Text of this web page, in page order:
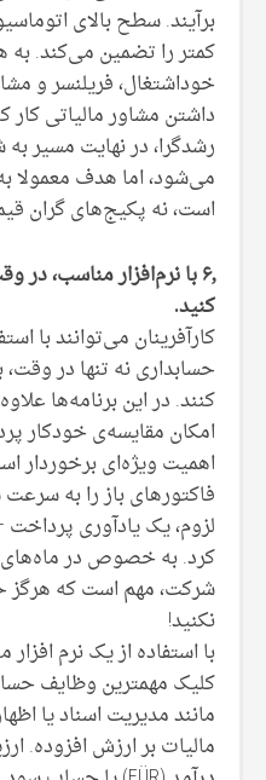
برآیند. سطح بالای
کمتر را تضمین می‌کند. به
خوداشتغال، فریلنسر و
داشتن مشاور مالیاتی
رشدگرا، در نهایت مسیر
می‌شود، اما هدف معمولا
است، نه پکیج‌های گران
۶٫ با نرم‌افزار مناسب،
کنید.
کارآفرینان می‌توانند با
حسابداری نه تنها در
کنند. در این برنامه‌ها
امکان مقایسه‌ی خودکار
اهمیت ویژه‌ای برخوردار
فاکتورهای باز را به
لزوم، یک یادآوری
کرد. به خصوص در ماه‌های
شرکت، مهم است که
نکنید!
با استفاده از یک نرم
کلیک مهمترین وظایف
مانند مدیریت اسناد یا
مالیات بر ارزش افزوده.